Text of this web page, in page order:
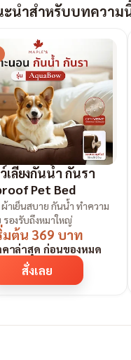
ะนำสำหรับบทความ
เลี้ยงกันน้ำ กันรา
Pet Bed
าเย็นสบาย กันน้ำ ทำความ
รองรับถึงหมาใหญ่
มต้น 369 บาท
คาล่าสุด ก่อนของหมด
สั่งเลย